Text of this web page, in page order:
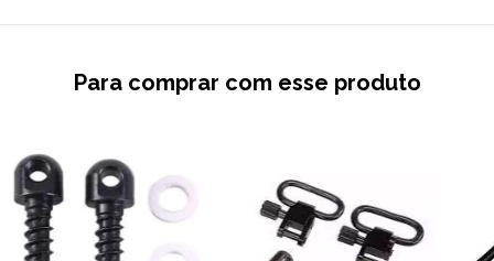
Para comprar com esse produto